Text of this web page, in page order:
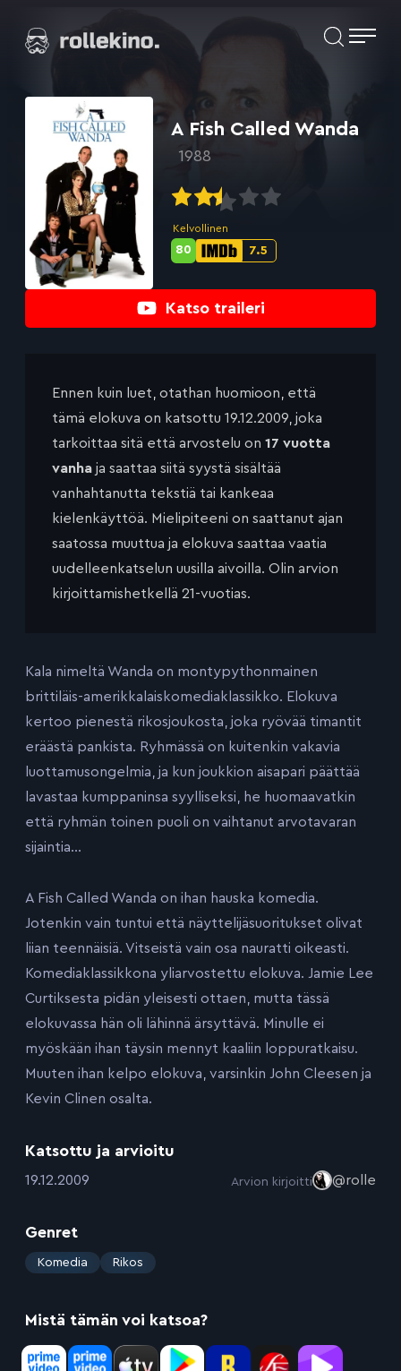
suoraan
Elokuvat ja elokuva-arviot | Rollekino.fi
Katso traileri
A Fish Called Wanda
1988
Kelvollinen
IMDb-
7.5
Metascore-
80
Ennen kuin luet, otathan huomioon, että
tämä elokuva on katsottu 19.12.2009, joka
tarkoittaa sitä että arvostelu on 17 vuotta
vanha ja saattaa siitä syystä sisältää
vanhahtanutta tekstiä tai kankeaa
kielenkäyttöä. Mielipiteeni on saattanut ajan
saatossa muuttua ja elokuva saattaa vaatia
uudelleenkatselun uusilla aivoilla. Olin arvion
kirjoittamishetkellä 21-vuotias.
Kala nimeltä Wanda on montypythonmainen
brittiläis-amerikkalaiskomediaklassikko. Elokuva
kertoo pienestä rikosjoukosta, joka ryövää timantit
eräästä pankista. Ryhmässä on kuitenkin vakavia
luottamusongelmia, ja kun joukkion aisapari päättää
lavastaa kumppaninsa syylliseksi, he huomaavatkin
että ryhmän toinen puoli on vaihtanut arvotavaran
sijaintia…
A Fish Called Wanda on ihan hauska komedia.
Jotenkin vain tuntui että näyttelijäsuoritukset olivat
liian teennäisiä. Vitseistä vain osa nauratti oikeasti.
Komediaklassikkona yliarvostettu elokuva. Jamie Lee
Curtiksesta pidän yleisesti ottaen, mutta tässä
elokuvassa hän oli lähinnä ärsyttävä. Minulle ei
myöskään ihan täysin mennyt kaaliin loppuratkaisu.
Muuten ihan kelpo elokuva, varsinkin John Cleesen ja
Kevin Clinen osalta.
Katsottu ja arvioitu
:19.12.2009 Arvion kirjoitti @rolle
Genret
: Komedia Rikos
Mistä tämän voi katsoa?